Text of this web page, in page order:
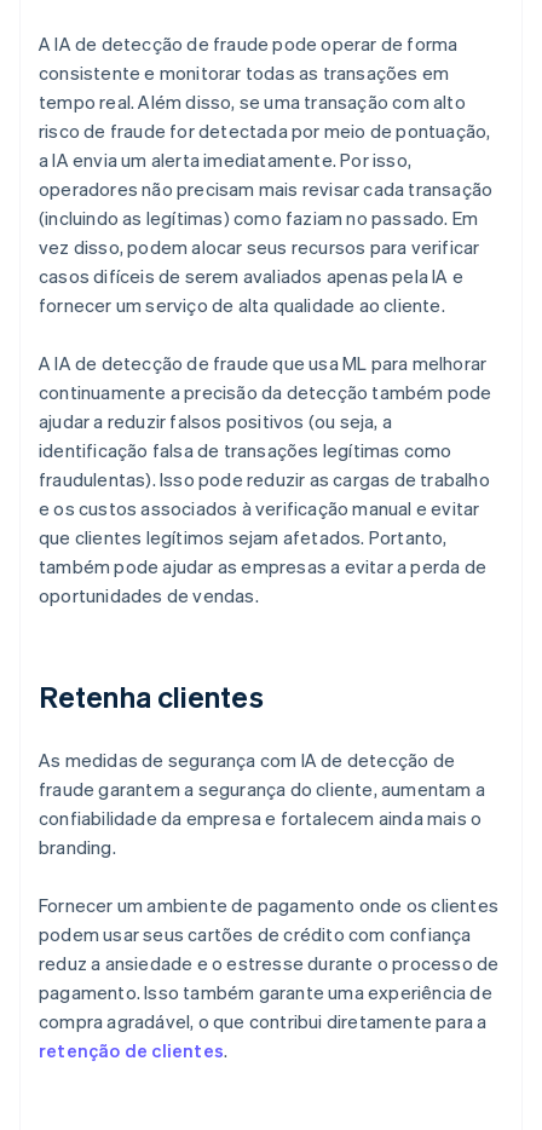
A IA de detecção de fraude pode operar de forma
consistente e monitorar todas as transações em
tempo real. Além disso, se uma transação com alto
risco de fraude for detectada por meio de pontuação,
a IA envia um alerta imediatamente. Por isso,
operadores não precisam mais revisar cada transação
(incluindo as legítimas) como faziam no passado. Em
vez disso, podem alocar seus recursos para verificar
casos difíceis de serem avaliados apenas pela IA e
fornecer um serviço de alta qualidade ao cliente.
A IA de detecção de fraude que usa ML para melhorar
continuamente a precisão da detecção também pode
ajudar a reduzir falsos positivos (ou seja, a
identificação falsa de transações legítimas como
fraudulentas). Isso pode reduzir as cargas de trabalho
e os custos associados à verificação manual e evitar
que clientes legítimos sejam afetados. Portanto,
também pode ajudar as empresas a evitar a perda de
oportunidades de vendas.
Retenha clientes
As medidas de segurança com IA de detecção de
fraude garantem a segurança do cliente, aumentam a
confiabilidade da empresa e fortalecem ainda mais o
branding.
Fornecer um ambiente de pagamento onde os clientes
podem usar seus cartões de crédito com confiança
reduz a ansiedade e o estresse durante o processo de
pagamento. Isso também garante uma experiência de
compra agradável, o que contribui diretamente para a
retenção de clientes.